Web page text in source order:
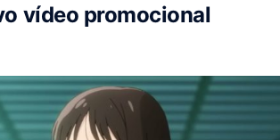
vídeo promocional